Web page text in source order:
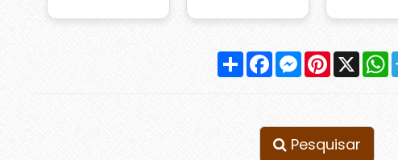
Compartilhar
FacebookMessenger
Pinterest
X
Pesquisar